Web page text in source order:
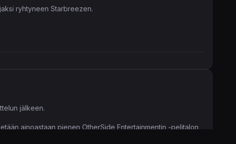
ryhtyneen Starbreezen.
jälkeen.
ainoastaan pienen OtherSide Entertainmentin -pelitalon